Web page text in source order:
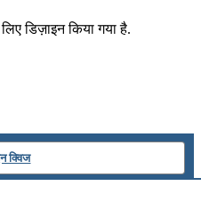
डिज़ाइन किया गया है.
क्विज